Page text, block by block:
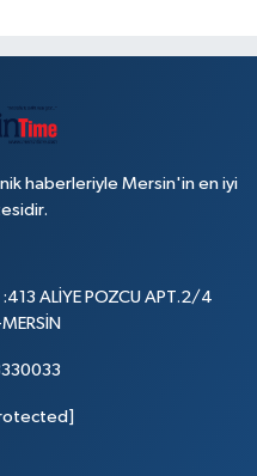
haberleriyle Mersin'in en iyi
ALİYE POZCU APT.2/4